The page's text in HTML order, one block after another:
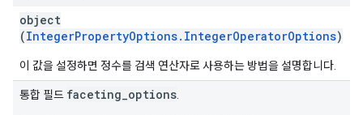
object
(IntegerPropertyOptions.IntegerOperatorOptions)
이 값을 설정하면 정수를 검색 연산자로 사용하는 방법을 설명합니다.
통합 필드 faceting_options